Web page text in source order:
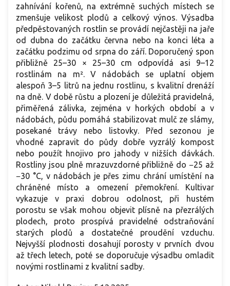
zahnívání kořenů, na extrémně suchých místech se
zmenšuje velikost plodů a celkový výnos. Výsadba
předpěstovaných rostlin se provádí nejčastěji na jaře
od dubna do začátku června nebo na konci léta a
začátku podzimu od srpna do září. Doporučený spon
přibližně 25–30 × 25–30 cm odpovídá asi 9–12
rostlinám na m². V nádobách se uplatní objem
alespoň 3–5 litrů na jednu rostlinu, s kvalitní drenáží
na dně. V době růstu a plození je důležitá pravidelná,
přiměřená zálivka, zejména v horkých období a v
nádobách, půdu pomáhá stabilizovat mulč ze slámy,
posekané trávy nebo listovky. Před sezonou je
vhodné zapravit do půdy dobře vyzrálý kompost
nebo použít hnojivo pro jahody v nižších dávkách.
Rostliny jsou plně mrazuvzdorné přibližně do −25 až
−30 °C, v nádobách je přes zimu chrání umístění na
chráněné místo a omezení přemokření. Kultivar
vykazuje v praxi dobrou odolnost, při hustém
porostu se však mohou objevit plísně na přezrálých
plodech, proto prospívá pravidelné odstraňování
starých plodů a dostatečné proudění vzduchu.
Nejvyšší plodnosti dosahují porosty v prvních dvou
až třech letech, poté se doporučuje výsadbu omladit
novými rostlinami z kvalitní sadby.